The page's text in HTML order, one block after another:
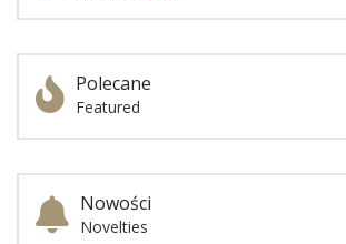
Polecane
Featured
Nowości
Novelties